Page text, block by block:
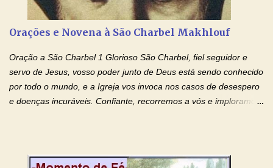
e entediante para mim. Tu podes deixar tudo isso mais fácil e
esforço maior em meus estudos e uma vida mais digna de tua
santidade. Glória… Deus, que quiseste atrair tudo a teu unigênito
Filho, que foi crucificado, permite que, pelos méritos e exemplos
de te...
Orações e Novena à São Charbel Makhlouf
Oração a São Charbel 1 Glorioso São Charbel, fiel seguidor e
servo de Jesus, vosso poder junto de Deus está sendo conhecido
por todo o mundo, e a Igreja vos invoca nos casos de desespero
e doenças incuráveis. Confiante, recorremos a vós e imploramos
Queremos sempre lembrar-nos deste favor, da vossa intercessão